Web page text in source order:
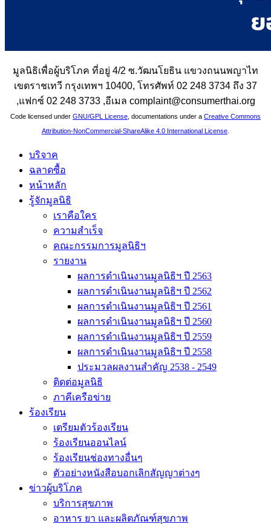
มูลนิธิเพื่อผู้บริโภค ที่อยู่ 4/2 ซ.วัฒนโยธิน แขวงถนนพญาไท
เขตราชเทวี กรุงเทพฯ 10400, โทรศัพท์ 02 248 3734 ถึง 37
,แฟกซ์ 02 248 3733 ,อีเมล complaint@consumerthai.org
Code licensed under GNU/GPL License , documentations under a Creative Commons
Attribution-NonCommercial-ShareAlike 4.0 International License
บริจาค
ฉลาดซื้อ
หน้าหลัก
รู้จักมูลนิธิ
เราคือใคร
ความสำเร็จ
คณะกรรมการมูลนิธิฯ
รายงาน
ผลการดำเนินงานมูลนิธิฯ ปี 2563
ผลการดำเนินงานมูลนิธิฯ ปี 2562
ผลการดำเนินงานมูลนิธิฯ ปี 2561
ผลการดำเนินงานมูลนิธิฯ ปี 2560
ผลการดำเนินงานมูลนิธิฯ ปี 2559
ผลการดำเนินงานมูลนิธิฯ ปี 2558
ประมวลผลงานสำคัญ 2538 - 2549
ติดต่อมูลนิธิ
ภาคีเครือข่าย
ร้องเรียน
เตรียมตัวร้องเรียน
ร้องเรียนออนไลน์
ร้องเรียนช่องทางอื่นๆ
ตัวอย่างหนังสือบอกเลิกสัญญาต่างๆ
ข่าวผู้บริโภค
บริการสุขภาพ
อาหาร ยา และผลิตภัณฑ์สุขภาพ